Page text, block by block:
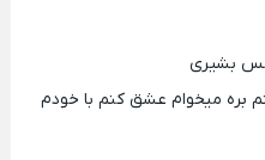
بشیری
بره میخوام عشق کنم با خودم